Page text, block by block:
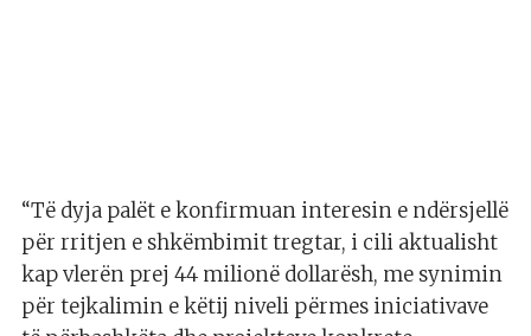
“Të dyja palët e konfirmuan interesin e ndërsjellë
për rritjen e shkëmbimit tregtar, i cili aktualisht
kap vlerën prej 44 milionë dollarësh, me synimin
për tejkalimin e këtij niveli përmes iniciativave